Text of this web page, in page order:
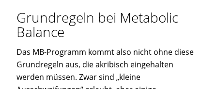
Grundregeln bei Metabolic
Balance
Das MB-Programm kommt also nicht ohne diese
Grundregeln aus, die akribisch eingehalten
werden müssen. Zwar sind „kleine